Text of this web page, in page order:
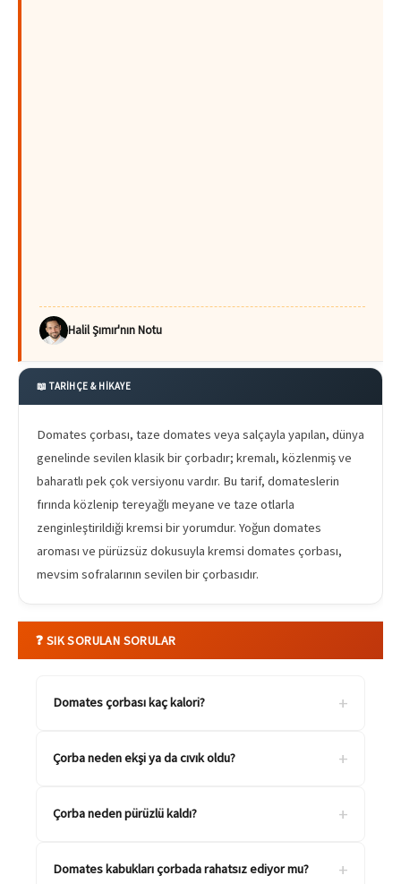
Halil Şımır'nın Notu
📖 TARİHÇE & HİKAYE
Domates çorbası, taze domates veya salçayla yapılan, dünya
genelinde sevilen klasik bir çorbadır; kremalı, közlenmiş ve
baharatlı pek çok versiyonu vardır. Bu tarif, domateslerin
fırında közlenip tereyağlı meyane ve taze otlarla
zenginleştirildiği kremsi bir yorumdur. Yoğun domates
aroması ve pürüzsüz dokusuyla kremsi domates çorbası,
mevsim sofralarının sevilen bir çorbasıdır.
❓ SIK SORULAN SORULAR
Domates çorbası kaç kalori? +
Çorba neden ekşi ya da cıvık oldu? +
Çorba neden pürüzlü kaldı? +
Domates kabukları çorbada rahatsız ediyor mu? +